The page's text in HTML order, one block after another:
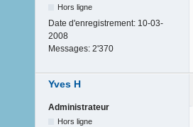
Hors ligne
Date d'enregistrement: 10-03-
2008
Messages: 2'370
Yves H
Administrateur
Hors ligne